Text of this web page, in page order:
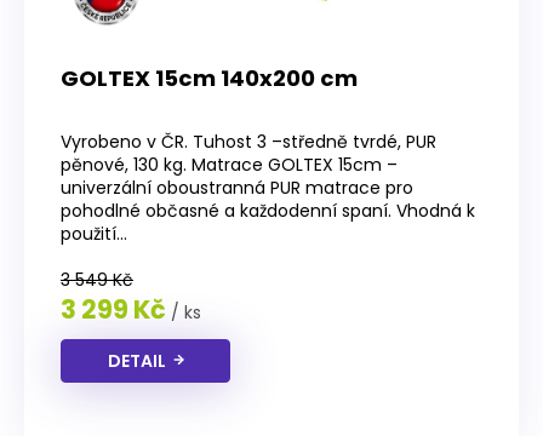
GOLTEX 15cm 140x200 cm
hodnocení
produktu
je
3,8
z
5
hvězdiček.
Vyrobeno v ČR. Tuhost 3 –středně tvrdé, PUR
pěnové, 130 kg. Matrace GOLTEX 15cm –
univerzální oboustranná PUR matrace pro
pohodlné občasné a každodenní spaní. Vhodná k
použití...
3 549 Kč
3 299 Kč / ks
DETAIL